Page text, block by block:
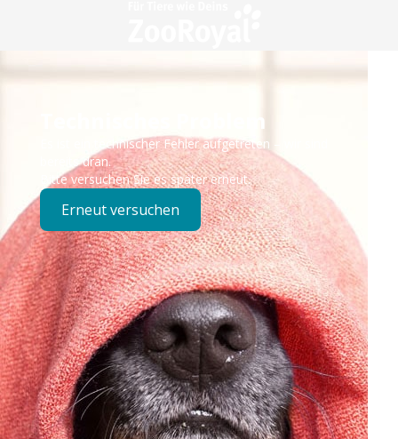
Technisches Problem
Es ist ein technischer Fehler aufgetreten – wir sind
bereits dran.
Bitte versuchen Sie es später erneut.
Erneut versuchen